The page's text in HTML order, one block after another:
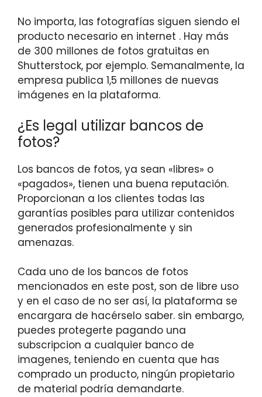
No importa, las fotografías siguen siendo el
producto necesario en internet . Hay más
de 300 millones de fotos gratuitas en
Shutterstock, por ejemplo. Semanalmente, la
empresa publica 1,5 millones de nuevas
imágenes en la plataforma.
¿Es legal utilizar bancos de
fotos?
Los bancos de fotos, ya sean «libres» o
«pagados», tienen una buena reputación.
Proporcionan a los clientes todas las
garantías posibles para utilizar contenidos
generados profesionalmente y sin
amenazas.
Cada uno de los bancos de fotos
mencionados en este post, son de libre uso
y en el caso de no ser así, la plataforma se
encargara de hacérselo saber. sin embargo,
puedes protegerte pagando una
subscripcion a cualquier banco de
imagenes, teniendo en cuenta que has
comprado un producto, ningún propietario
de material podría demandarte.